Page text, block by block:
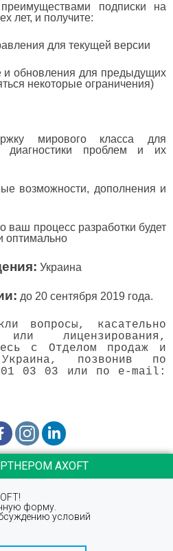
подписки на
лет, и получите:
для текущей версии
и обновления для предыдущих
некоторые ограничения)
мирового класса для
диагностики проблем и их
возможности, дополнения и
ваш процесс разработки будет
оптимально
Украина
до 20 сентября 2019 года.
вопросы, касательно
лицензирования,
с Отделом продаж и
позвонив по
03 03 или по e-mail:
AXOFT
форму.
условий